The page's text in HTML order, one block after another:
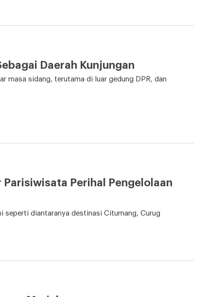
Daerah Kunjungan
masa sidang, terutama di luar gedung DPR, dan
Parisiwisata Perihal Pengelolaan
seperti diantaranya destinasi Citumang, Curug